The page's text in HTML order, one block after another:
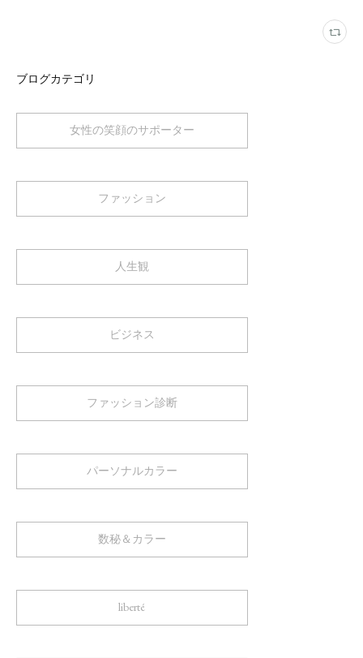
ブログカテゴリ
女性の笑顔のサポーター
ファッション
人生観
ビジネス
ファッション診断
パーソナルカラー
数秘＆カラー
liberté